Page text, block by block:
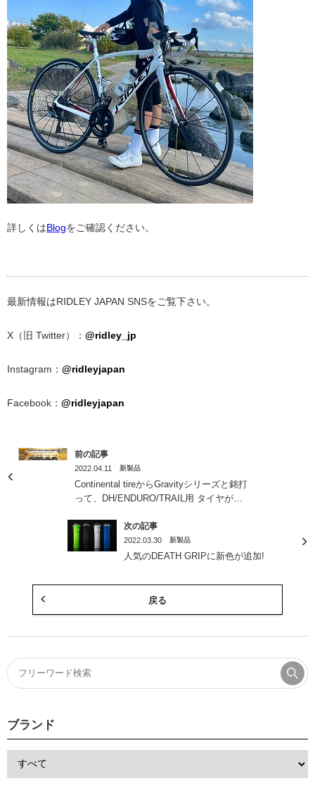
詳しくはBlogをご確認ください。
最新情報はRIDLEY JAPAN SNSをご覧下さい。
X（旧 Twitter）： @ridley_jp
Instagram： @ridleyjapan
Facebook： @ridleyjapan
前の記事
2022.04.11 新製品
Continental tireからGravityシリーズと銘打
って、DH/ENDURO/TRAIL用 タイヤが新
次の記事
2022.03.30 新製品
人気のDEATH GRIPに新色が追加!
戻る
ブランド